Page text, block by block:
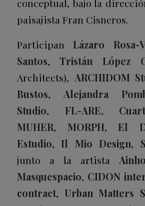
conceptual, bajo la
paisajista Fran Cisneros.
Participan Lázaro Rosa-
Santos,Tristán López
Architects), ARCHIDOM
Bustos, Alejandra
Studio, FL-ARE,
MUHER, MORPH, El
Estudio, Il Mio Design,
junto a la artista
Masquespacio, CIDON
contract, Urban Matters